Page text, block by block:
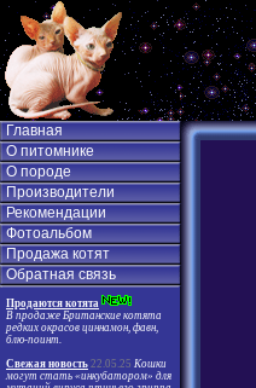
Главная
О питомнике
О породе
Производители
Рекомендации
Фотоальбом
Продажа котят
Обратная связь
Продаются котята
В продаже Британские котята
редких окрасов циннамон, фавн,
блю-поинт.
Свежая новость 22.05.25 Кошки
могут стать «инкубатором» для